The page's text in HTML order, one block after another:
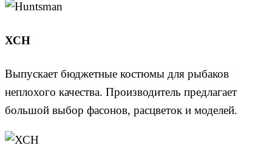
ХСН
Выпускает бюджетные костюмы для рыбаков
неплохого качества. Производитель предлагает
большой выбор фасонов, расцветок и моделей.